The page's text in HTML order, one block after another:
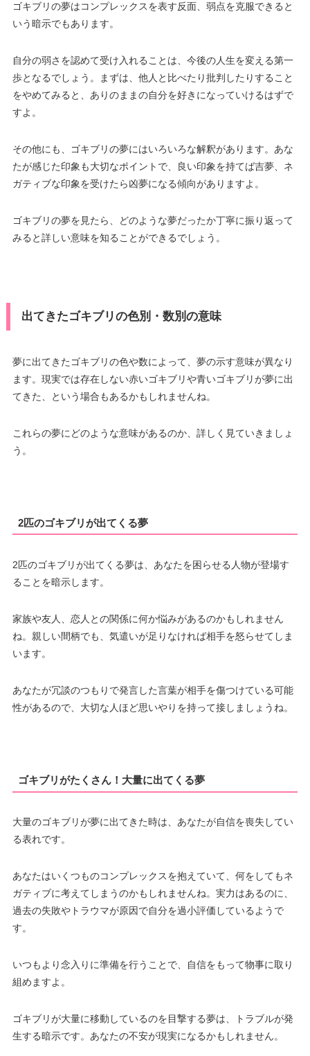
ゴキブリの夢はコンプレックスを表す反面、弱点を克服できると
いう暗示でもあります。
自分の弱さを認めて受け入れることは、今後の人生を変える第一
歩となるでしょう。まずは、他人と比べたり批判したりすること
をやめてみると、ありのままの自分を好きになっていけるはずで
すよ。
その他にも、ゴキブリの夢にはいろいろな解釈があります。あな
たが感じた印象も大切なポイントで、良い印象を持てば吉夢、ネ
ガティブな印象を受けたら凶夢になる傾向がありますよ。
ゴキブリの夢を見たら、どのような夢だったか丁寧に振り返って
みると詳しい意味を知ることができるでしょう。
出てきたゴキブリの色別・数別の意味
夢に出てきたゴキブリの色や数によって、夢の示す意味が異なり
ます。現実では存在しない赤いゴキブリや青いゴキブリが夢に出
てきた、という場合もあるかもしれませんね。
これらの夢にどのような意味があるのか、詳しく見ていきましょ
う。
2匹のゴキブリが出てくる夢
2匹のゴキブリが出てくる夢は、あなたを困らせる人物が登場す
ることを暗示します。
家族や友人、恋人との関係に何か悩みがあるのかもしれません
ね。親しい間柄でも、気遣いが足りなければ相手を怒らせてしま
います。
あなたが冗談のつもりで発言した言葉が相手を傷つけている可能
性があるので、大切な人ほど思いやりを持って接しましょうね。
ゴキブリがたくさん！大量に出てくる夢
大量のゴキブリが夢に出てきた時は、あなたが自信を喪失してい
る表れです。
あなたはいくつものコンプレックスを抱えていて、何をしてもネ
ガティブに考えてしまうのかもしれませんね。実力はあるのに、
過去の失敗やトラウマが原因で自分を過小評価しているようで
す。
いつもより念入りに準備を行うことで、自信をもって物事に取り
組めますよ。
ゴキブリが大量に移動しているのを目撃する夢は、トラブルが発
生する暗示です。あなたの不安が現実になるかもしれません。